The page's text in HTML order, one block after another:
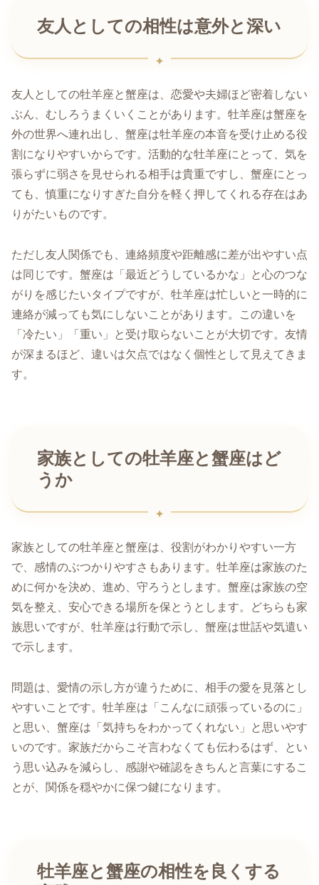
友人としての相性は意外と深い
友人としての牡羊座と蟹座は、恋愛や夫婦ほど密着しない
ぶん、むしろうまくいくことがあります。牡羊座は蟹座を
外の世界へ連れ出し、蟹座は牡羊座の本音を受け止める役
割になりやすいからです。活動的な牡羊座にとって、気を
張らずに弱さを見せられる相手は貴重ですし、蟹座にとっ
ても、慎重になりすぎた自分を軽く押してくれる存在はあ
りがたいものです。
ただし友人関係でも、連絡頻度や距離感に差が出やすい点
は同じです。蟹座は「最近どうしているかな」と心のつな
がりを感じたいタイプですが、牡羊座は忙しいと一時的に
連絡が減っても気にしないことがあります。この違いを
「冷たい」「重い」と受け取らないことが大切です。友情
が深まるほど、違いは欠点ではなく個性として見えてきま
す。
家族としての牡羊座と蟹座はど
うか
家族としての牡羊座と蟹座は、役割がわかりやすい一方
で、感情のぶつかりやすさもあります。牡羊座は家族のた
めに何かを決め、進め、守ろうとします。蟹座は家族の空
気を整え、安心できる場所を保とうとします。どちらも家
族思いですが、牡羊座は行動で示し、蟹座は世話や気遣い
で示します。
問題は、愛情の示し方が違うために、相手の愛を見落とし
やすいことです。牡羊座は「こんなに頑張っているのに」
と思い、蟹座は「気持ちをわかってくれない」と思いやす
いのです。家族だからこそ言わなくても伝わるはず、とい
う思い込みを減らし、感謝や確認をきちんと言葉にするこ
とが、関係を穏やかに保つ鍵になります。
牡羊座と蟹座の相性を良くする